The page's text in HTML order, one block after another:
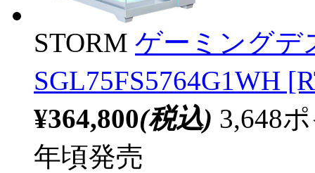
STORM ゲーミングデ
SGL75FS5764G1WH
¥364,800(税込) 3,648
年頃発売